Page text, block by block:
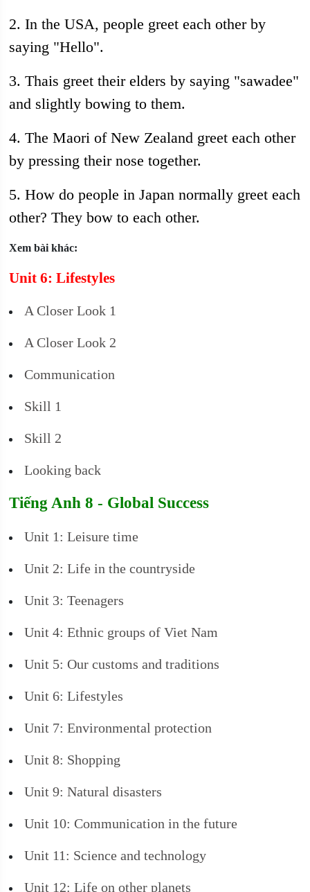
2. In the USA, people greet each other by
saying "Hello".
3. Thais greet their elders by saying "sawadee"
and slightly bowing to them.
4. The Maori of New Zealand greet each other
by pressing their nose together.
5. How do people in Japan normally greet each
other? They bow to each other.
Xem bài khác:
Unit 6: Lifestyles
A Closer Look 1
A Closer Look 2
Communication
Skill 1
Skill 2
Looking back
Tiếng Anh 8 - Global Success
Unit 1: Leisure time
Unit 2: Life in the countryside
Unit 3: Teenagers
Unit 4: Ethnic groups of Viet Nam
Unit 5: Our customs and traditions
Unit 6: Lifestyles
Unit 7: Environmental protection
Unit 8: Shopping
Unit 9: Natural disasters
Unit 10: Communication in the future
Unit 11: Science and technology
Unit 12: Life on other planets